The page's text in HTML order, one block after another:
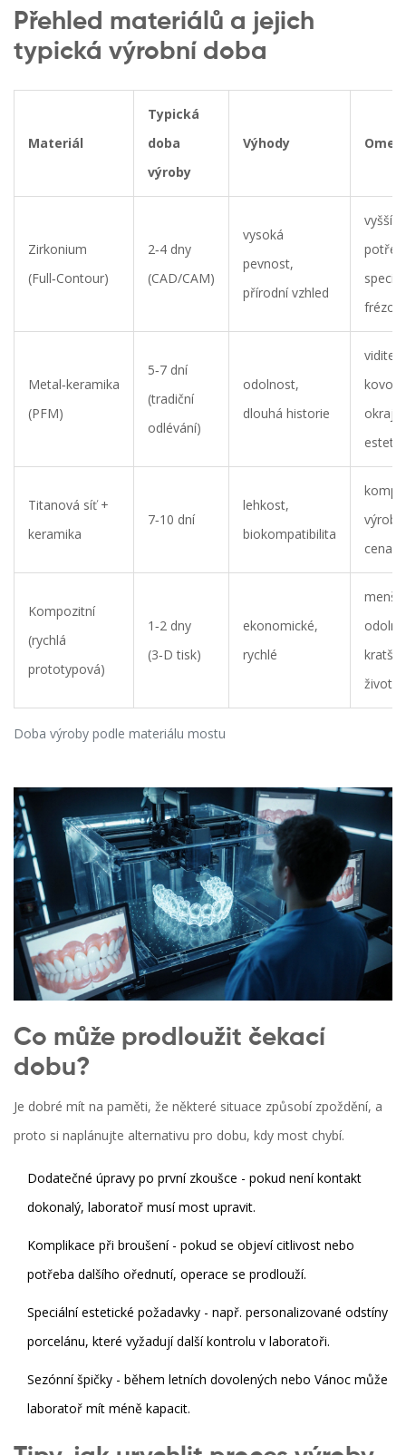
Přehled materiálů a jejich
typická výrobní doba
Doba výroby podle materiálu mostu
Materiál
Typická
doba
výroby
Výhody
Zirkonium
(Full‑Contour)
2‑4 dny
(CAD/CAM)
vysoká
pevnost,
přírodní vzhled
vyšší
Metal‑keramika
(PFM)
5‑7 dní
(tradiční
odlévání)
odolnost,
dlouhá historie
kovový
okraj,
Titanová síť +
keramika
7‑10 dní
lehkost,
biokompatibilita
cena
Kompozitní
(rychlá
prototypová)
1‑2 dny
(3‑D tisk)
ekonomické,
rychlé
menší
kratší
Co může prodloužit čekací
dobu?
Je dobré mít na paměti, že některé situace způsobí zpoždění, a
proto si naplánujte alternativu pro dobu, kdy most chybí.
Dodatečné úpravy po první zkoušce - pokud není kontakt
dokonalý, laboratoř musí most upravit.
Komplikace při broušení - pokud se objeví citlivost nebo
potřeba dalšího ořednutí, operace se prodlouží.
Speciální estetické požadavky - např. personalizované odstíny
porcelánu, které vyžadují další kontrolu v laboratoři.
Sezónní špičky - během letních dovolených nebo Vánoc může
laboratoř mít méně kapacit.